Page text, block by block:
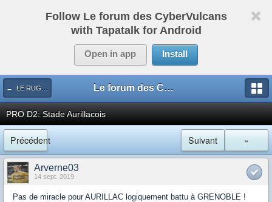
Follow Le forum des CyberVulcans
with Tapatalk for Android
Open in app Install
← LE RUGBY DE CHEZ NOUS Le forum des CyberVulcans
PRO D2: Stade Aurillacois
Précédent »
Suivant
Arverne03
14 sept. 2019
Pas de miracle pour AURILLAC logiquement battu à GRENOBLE !